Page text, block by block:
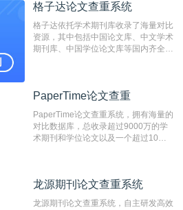
编辑部检测来稿和已发表的文献,检测
测时注意填写第一作者,才能排除已发
表文献复制比。（限制字符数1万）
格子达论文查重系统
格子达依托学术期刊库收录了海量对比
资源，其中包括中国论文库、中文学术
期刊库、中国学位论文库等国内齐全的
系统，可检测中文、英文两种语言的论
PaperTime论文查重
PaperTime论文查重系统，拥有海量的
对比数据库，总收录超过9000万的学
术期刊和学位论文以及一个超过10亿
对，利用指纹索引快速而精准地在云检
有相似的片段，该项技术检测速度快、
龙源期刊论文查重系统
龙源期刊论文查重系统，自主研发高效